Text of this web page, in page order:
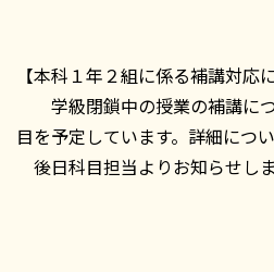
【本科１年２組に係る補講対応
学級閉鎖中の授業の補講に
目を予定しています。詳細につい
後日科目担当よりお知らせしま
以